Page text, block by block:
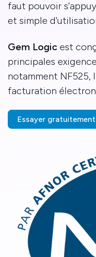
faut pouvoir
et simple
Gem Logic est
principales
notamment NF525,
facturation
Essayer gratuitement